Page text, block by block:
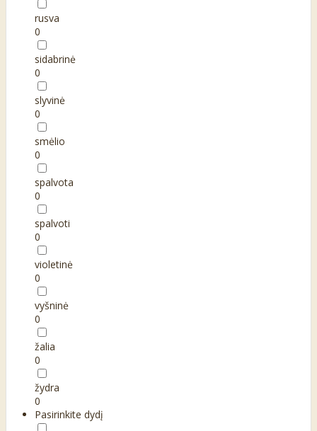
rusva
0
sidabrinė
0
slyvinė
0
smėlio
0
spalvota
0
spalvoti
0
violetinė
0
vyšninė
0
žalia
0
žydra
0
Pasirinkite dydį